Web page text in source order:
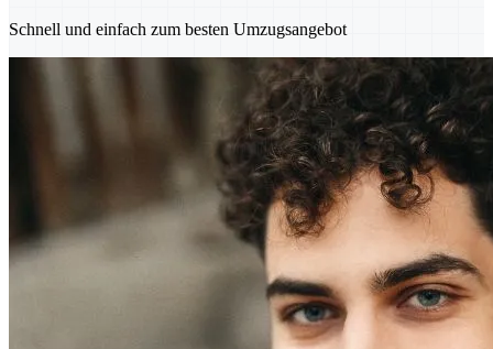
Schnell und einfach zum besten Umzugsangebot